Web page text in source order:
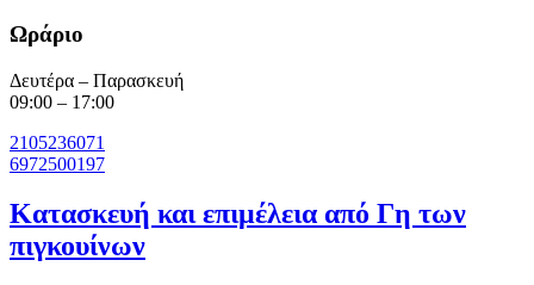
Ωράριο
Δευτέρα – Παρασκευή
09:00 – 17:00
2105236071
6972500197
Κατασκευή και επιμέλεια από Γη των
πιγκουίνων